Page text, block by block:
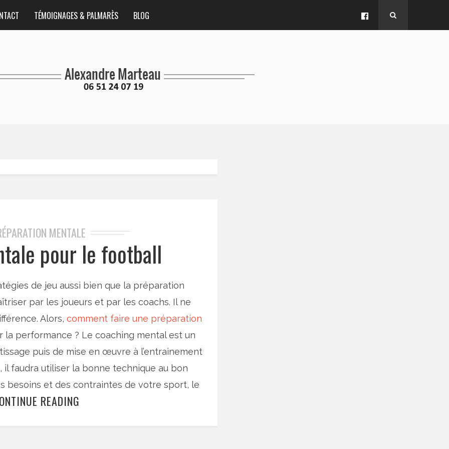
TÉMOIGNAGES & PALMARÈS BLOG
MENTALE
pour le football
de jeu aussi bien que la préparation
par les joueurs et par les coachs. Il ne
Alors, comment faire une préparation
la performance ? Le coaching mental est un
puis de mise en œuvre à l’entrainement
faudra utiliser la bonne technique au bon
besoins et des contraintes de votre sport, le
READING